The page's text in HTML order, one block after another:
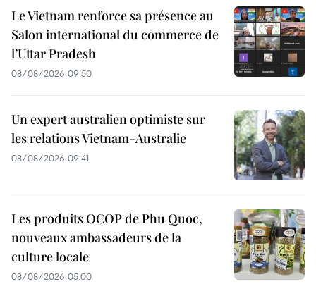
Le Vietnam renforce sa présence au
Salon international du commerce de
l’Uttar Pradesh
08/08/2026 09:50
Un expert australien optimiste sur
les relations Vietnam-Australie
08/08/2026 09:41
Les produits OCOP de Phu Quoc,
nouveaux ambassadeurs de la
culture locale
08/08/2026 05:00